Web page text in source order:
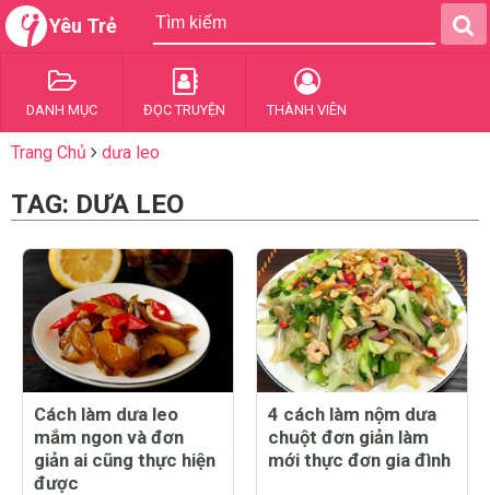
Yêu Trẻ
DANH MỤC ĐỌC TRUYỆN THÀNH VIÊN
Trang Chủ dưa leo
TAG: DƯA LEO
Cách làm dưa leo
mắm ngon và đơn
giản ai cũng thực hiện
được
4 cách làm nộm dưa
chuột đơn giản làm
mới thực đơn gia đình